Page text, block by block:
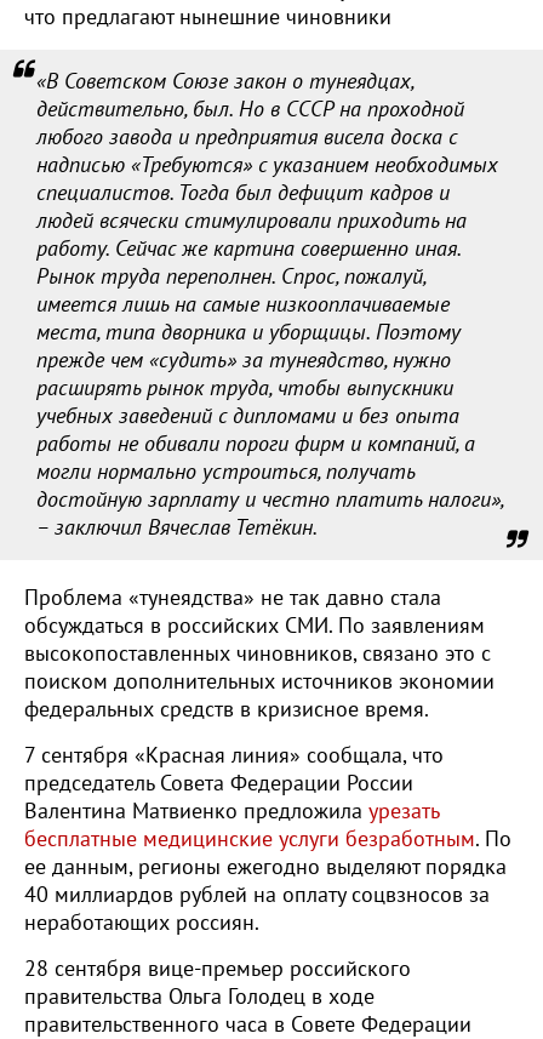
что предлагают нынешние чиновники
«В Советском Союзе закон о тунеядцах,
действительно, был. Но в СССР на проходной
любого завода и предприятия висела доска с
надписью «Требуются» с указанием необходимых
специалистов. Тогда был дефицит кадров и
людей всячески стимулировали приходить на
работу. Сейчас же картина совершенно иная.
Рынок труда переполнен. Спрос, пожалуй,
имеется лишь на самые низкооплачиваемые
места, типа дворника и уборщицы. Поэтому
прежде чем «судить» за тунеядство, нужно
расширять рынок труда, чтобы выпускники
учебных заведений с дипломами и без опыта
работы не обивали пороги фирм и компаний, а
могли нормально устроиться, получать
достойную зарплату и честно платить налоги»,
– заключил Вячеслав Тетёкин.
Проблема «тунеядства» не так давно стала
обсуждаться в российских СМИ. По заявлениям
высокопоставленных чиновников, связано это с
поиском дополнительных источников экономии
федеральных средств в кризисное время.
7 сентября «Красная линия» сообщала, что
председатель Совета Федерации России
Валентина Матвиенко предложила урезать
бесплатные медицинские услуги безработным. По
ее данным, регионы ежегодно выделяют порядка
40 миллиардов рублей на оплату соцвзносов за
неработающих россиян.
28 сентября вице-премьер российского
правительства Ольга Голодец в ходе
правительственного часа в Совете Федерации